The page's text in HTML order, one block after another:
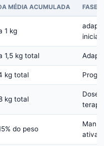
MÉDIA ACUMULADA FASE
1 kg
inicial
1,5 kg total
kg total
kg total
Dose
do peso
ativa